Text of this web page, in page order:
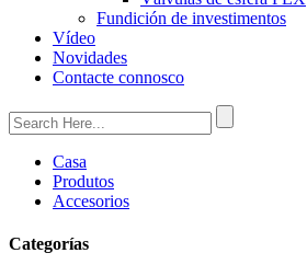
Fundición de investimentos
Vídeo
Novidades
Contacte connosco
Casa
Produtos
Accesorios
Categorías